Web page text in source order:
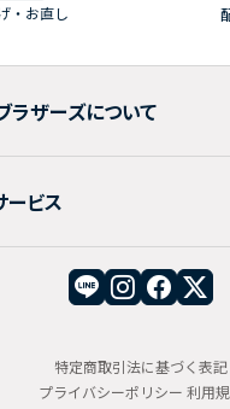
・お直し
ラザーズについて
ービス
特定商取引法に基づく表記
プライバシーポリシー 利用